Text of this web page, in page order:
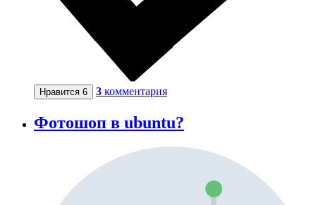
Нравится 6 3 комментария
Фотошоп в ubuntu?